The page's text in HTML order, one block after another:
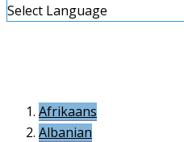
Select Language
Afrikaans
Albanian